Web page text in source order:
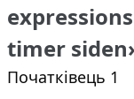
timer
Початківець 1